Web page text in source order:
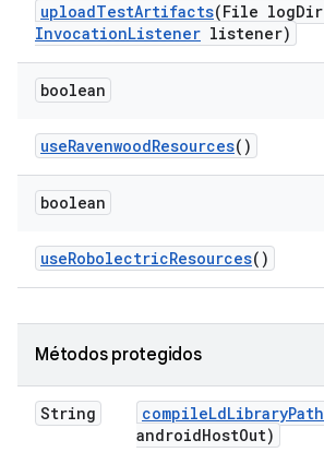
uploadTestArtifacts(File logDir
InvocationListener listener)
boolean
useRavenwoodResources()
boolean
useRobolectricResources()
Métodos protegidos
String compileLdLibraryPath
androidHostOut)